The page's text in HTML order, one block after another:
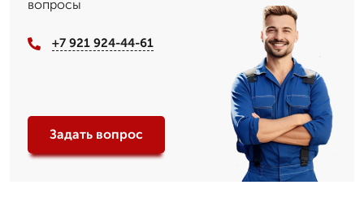
вопросы
+7 921 924-44-61
Задать вопрос